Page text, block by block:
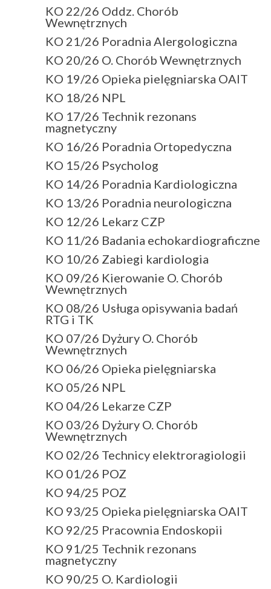
KO 22/26 Oddz. Chorób
Wewnętrznych
KO 21/26 Poradnia Alergologiczna
KO 20/26 O. Chorób Wewnętrznych
KO 19/26 Opieka pielęgniarska OAIT
KO 18/26 NPL
KO 17/26 Technik rezonans
magnetyczny
KO 16/26 Poradnia Ortopedyczna
KO 15/26 Psycholog
KO 14/26 Poradnia Kardiologiczna
KO 13/26 Poradnia neurologiczna
KO 12/26 Lekarz CZP
KO 11/26 Badania echokardiograficzne
KO 10/26 Zabiegi kardiologia
KO 09/26 Kierowanie O. Chorób
Wewnętrznych
KO 08/26 Usługa opisywania badań
RTG i TK
KO 07/26 Dyżury O. Chorób
Wewnętrznych
KO 06/26 Opieka pielęgniarska
KO 05/26 NPL
KO 04/26 Lekarze CZP
KO 03/26 Dyżury O. Chorób
Wewnętrznych
KO 02/26 Technicy elektroragiologii
KO 01/26 POZ
KO 94/25 POZ
KO 93/25 Opieka pielęgniarska OAIT
KO 92/25 Pracownia Endoskopii
KO 91/25 Technik rezonans
magnetyczny
KO 90/25 O. Kardiologii